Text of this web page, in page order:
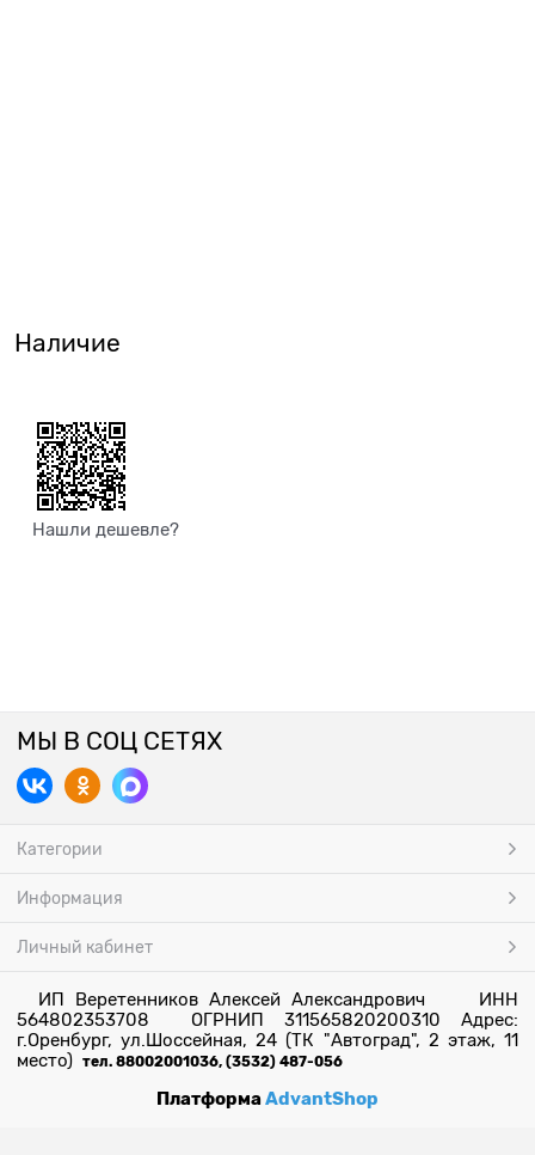
Наличие
Нашли дешевле?
МЫ В СОЦ СЕТЯХ
Категории
Информация
Личный кабинет
ИП Веретенников Алексей Александрович ИНН
564802353708 ОГРНИП 311565820200310 Адрес:
г.Оренбург, ул.Шоссейная, 24 (ТК "Автоград", 2 этаж, 11
место) тел. 88002001036, (3532) 487-056
ПлатформаAdvantShop